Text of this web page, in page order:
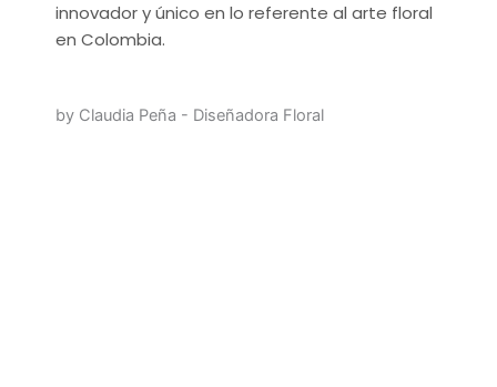
innovador y único en lo referente al arte floral
en Colombia.
by Claudia Peña - Diseñadora Floral